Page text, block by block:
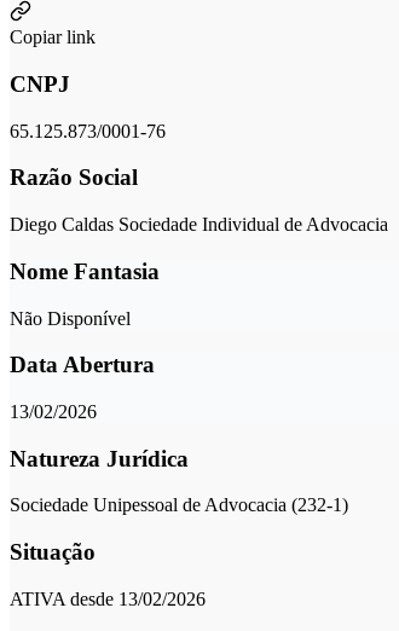
Copiar link
CNPJ
65.125.873/0001-76
Razão Social
Diego Caldas Sociedade Individual de Advocacia
Nome Fantasia
Não Disponível
Data Abertura
13/02/2026
Natureza Jurídica
Sociedade Unipessoal de Advocacia (232-1)
Situação
ATIVA desde 13/02/2026